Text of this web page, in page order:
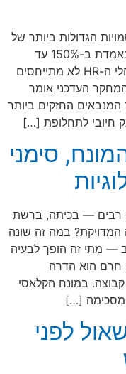
הגדולות ביותר של
ארגונים. עלות החלפת עובד טכני בכיר נאמדת ב-150% עד
200% משכרו השנתי — ועדיין, רוב מנהלי ה-HR לא מתייחסים
העדכני אומר
החזקים ביותר
חיובי לתחלופת […]
סימני
רבים — בכיתה, ברשת
במה זה שונה
— מתי זה הופך לבעיה
חרם הוא הדרה
במונח הקלאסי
מסכימה […]
לפני